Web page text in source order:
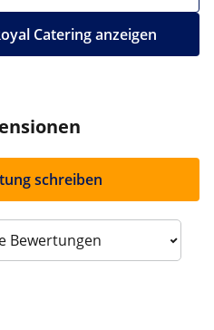
Catering anzeigen
schreiben
reviews